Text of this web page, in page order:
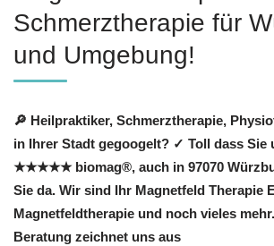
Schmerztherapie für
und Umgebung!
🔎 Heilpraktiker, Schmerztherapie,
in Ihrer Stadt gegoogelt? ✓ Toll dass Sie
★★★★★ biomag®, auch in 97070
Sie da. Wir sind Ihr Magnetfeld Therapie
Magnetfeldtherapie und noch vieles
Beratung zeichnet uns aus